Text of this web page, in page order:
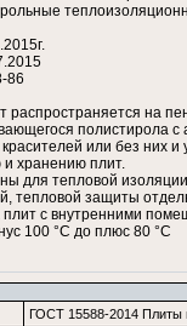
86
распространяется на
полистирола
или без них
хранению плит.
для тепловой
тепловой защиты
плит с внутренними
100 °С до плюс 80 °С
ГОСТ 15588-2014 Плиты